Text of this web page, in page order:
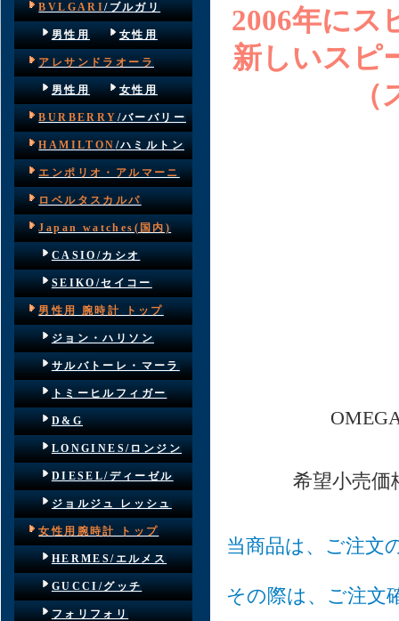
2006年にス
新しいスピ
希望小売価
当商品は、ご注文
その際は、ご注文
BVLGARI/ブルガリ
男性用 女性用
アレサンドラオーラ
男性用 女性用
BURBERRY /バーバリー
HAMILTON /ハミルトン
エンポリオ・アルマーニ
ロベルタスカルパ
Japan watches(国内)
CASIO/カシオ
SEIKO/セイコー
男性用 腕時計 トップ
ジョン・ハリソン
サルバトーレ・マーラ
トミーヒルフィガー
D&G
LONGINES/ロンジン
DIESEL/ディーゼル
ジョルジュ レッシュ
女性用腕時計 トップ
HERMES/エルメス
GUCCI/グッチ
フォリフォリ